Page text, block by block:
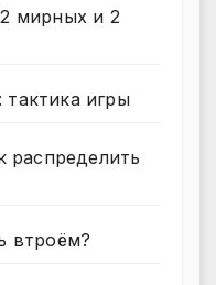
мирных и 2
игры
распределить
втроём?